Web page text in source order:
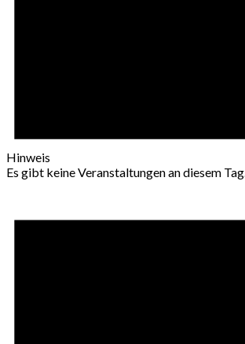
Hinweis
Es gibt keine Veranstaltungen an diesem Tag.